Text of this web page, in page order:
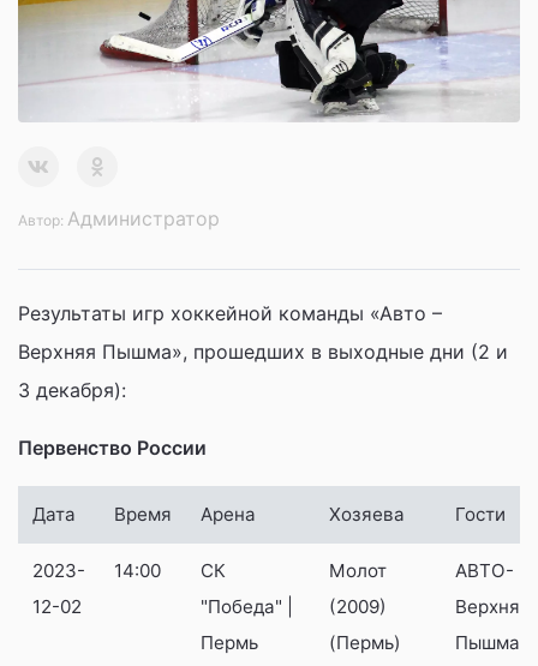
Автор: Администратор
Результаты игр хоккейной команды «Авто –
Верхняя Пышма», прошедших в выходные дни (2 и
3 декабря):
Первенство России
Дата Время Арена Хозяева Гости
2023-
12-02
14:00
СК
"Победа" |
Пермь
Молот
(2009)
(Пермь)
АВТО-
Верхняя
Пышма